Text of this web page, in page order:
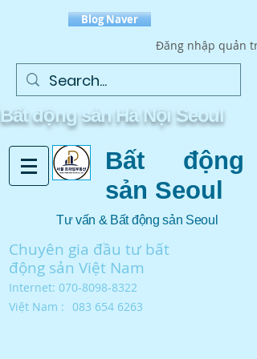
Blog Naver
Đăng nhập quản
​Bất động sản Hà Nội Seoul
Bất động
sản Seoul
Tư vấn & Bất động sản Seoul
Chuyên gia đầu tư bất
động sản Việt Nam
Internet: 070-8098-8322
Việt Nam : 083 654 6263